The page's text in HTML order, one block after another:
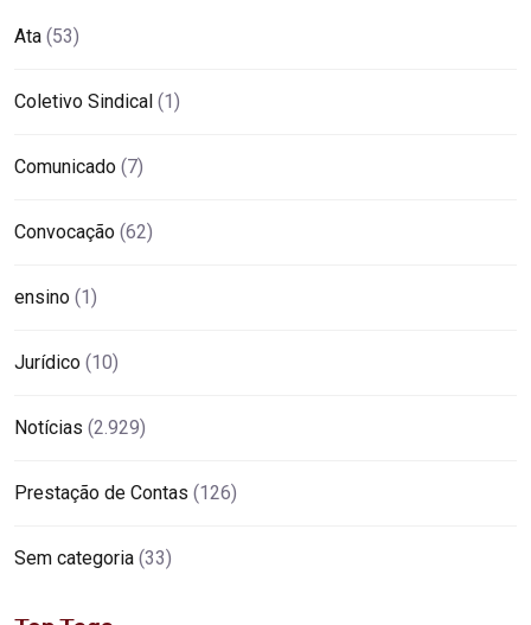
Ata (53)
Coletivo Sindical (1)
Comunicado (7)
Convocação (62)
ensino (1)
Jurídico (10)
Notícias (2.929)
Prestação de Contas (126)
Sem categoria (33)